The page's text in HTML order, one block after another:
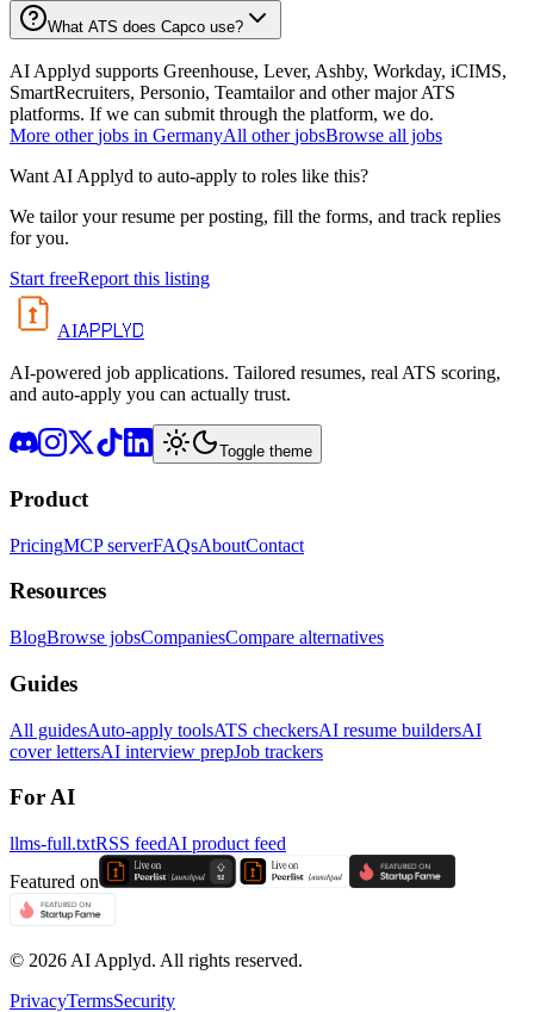
What ATS does Capco use?
AI Applyd supports Greenhouse, Lever, Ashby, Workday, iCIMS,
SmartRecruiters, Personio, Teamtailor and other major ATS
platforms. If we can submit through the platform, we do.
More other jobs in GermanyAll other jobsBrowse all jobs
Want AI Applyd to auto-apply to roles like this?
We tailor your resume per posting, fill the forms, and track replies
for you.
Start freeReport this listing
AIAPPLYD
AI-powered job applications. Tailored resumes, real ATS scoring,
and auto-apply you can actually trust.
Toggle theme
Product
PricingMCP serverFAQsAboutContact
Resources
BlogBrowse jobsCompaniesCompare alternatives
Guides
All guidesAuto-apply toolsATS checkersAI resume buildersAI
cover lettersAI interview prepJob trackers
For AI
llms-full.txtRSS feedAI product feed
Featured on
© 2026 AI Applyd. All rights reserved.
PrivacyTermsSecurity